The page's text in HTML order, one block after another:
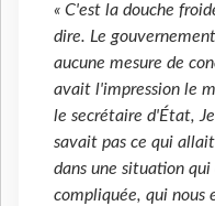
« C'est la douche
dire. Le
aucune mesure de
avait l'impression le
le secrétaire d'État,
savait pas ce qui
dans une situation
compliquée, qui nous